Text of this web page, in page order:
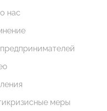
нас
меры